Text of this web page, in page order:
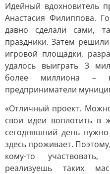
Идейный вдохновитель
Анастасия Филиппова.
давно сделали сами,
праздники. Затем
игровой площадки,
удалось выиграть 3
более миллиона –
предприниматели
«Отличный проект.
свои идеи воплотить в
сегодняшний день
здесь проживает.
кому-то
реализуешь таких